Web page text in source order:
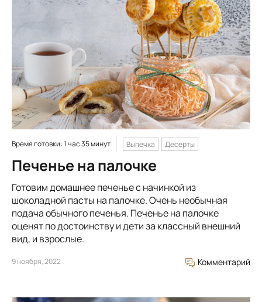
Время готовки: 1 час 35 минут Выпечка Десерты
Печенье на палочке
Готовим домашнее печенье с начинкой из
шоколадной пасты на палочке. Очень необычная
подача обычного печенья. Печенье на палочке
оценят по достоинству и дети за классный внешний
вид, и взрослые.
9 ноября, 2022 Комментарий